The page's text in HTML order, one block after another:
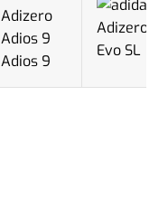
Adios 9
Evo SL